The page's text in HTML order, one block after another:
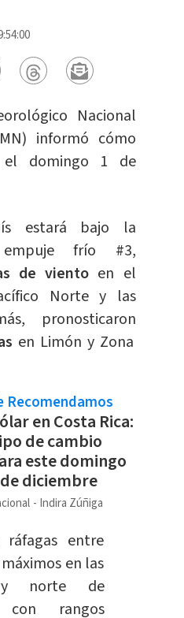
Nacional
informó cómo
el domingo 1 de
estará bajo la
frío #3,
de viento en el
Norte y las
pronosticaron
en Limón y Zona
Recomendamos
en Costa Rica:
de cambio
este domingo
diciembre
Indira Zúñiga
ráfagas entre
en las
y norte de
con rangos